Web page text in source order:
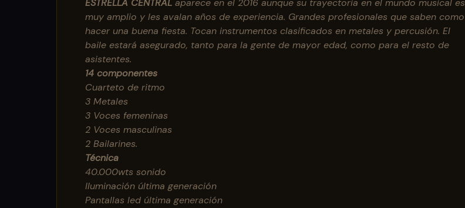
ESTRELLA CENTRAL aparece en el 2016 aunque su trayectoria en el mundo musical es
muy amplio y les avalan años de experiencia. Grandes profesionales que saben como
hacer una buena fiesta. Tocan instrumentos clasificados en metales y percusión. El
baile estará asegurado, tanto para la gente de mayor edad, como para el resto de
asistentes.
14 componentes
Cuarteto de ritmo
3 Metales
3 Voces femeninas
2 Voces masculinas
2 Bailarines.
Técnica
40.000wts sonido
Iluminación última generación
Pantallas led última generación